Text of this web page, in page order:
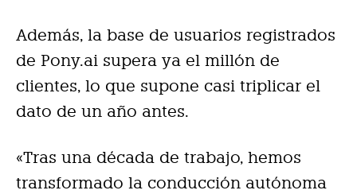
Además, la base de usuarios registrados
de Pony.ai supera ya el millón de
clientes, lo que supone casi triplicar el
dato de un año antes.
«Tras una década de trabajo, hemos
transformado la conducción autónoma